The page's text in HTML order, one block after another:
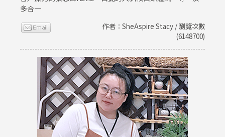
多合一
作者：SheAspire Stacy / 瀏覽次數
(6148700)